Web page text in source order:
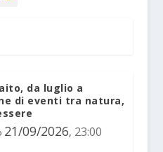
da luglio a
di eventi tra natura,
21/09/2026, 23:00